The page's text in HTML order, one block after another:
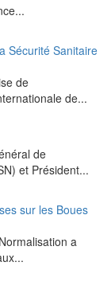
Sécurité Sanitaire
de
de...
de
et Président...
sur les Boues
a